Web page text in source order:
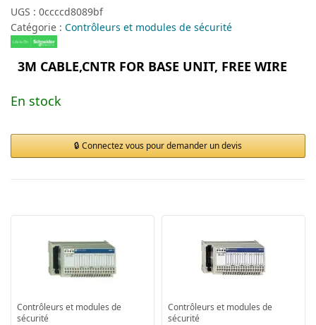
UGS : 0ccccd8089bf
Catégorie : Contrôleurs et modules de sécurité
3M CABLE,CNTR FOR BASE UNIT, FREE WIRE
En stock
Connectez vous pour demander un devis
Contrôleurs et modules de
sécurité
Contrôleurs et modules de
sécurité